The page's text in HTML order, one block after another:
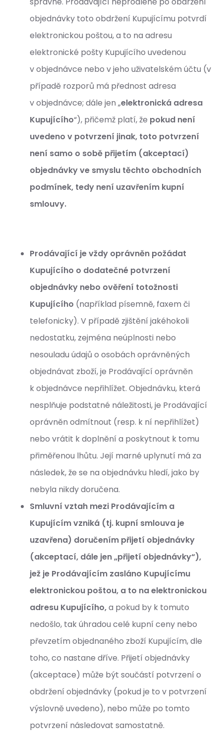
objednávky toto obdržení Kupujícímu potvrdí
elektronickou poštou, a to na adresu
elektronické pošty Kupujícího uvedenou
v objednávce nebo v jeho uživatelském účtu (v
případě rozporů má přednost adresa
v objednávce; dále jen „elektronická adresa
Kupujícího“), přičemž platí, že pokud není
uvedeno v potvrzení jinak, toto potvrzení
není samo o sobě přijetím (akceptací)
objednávky ve smyslu těchto obchodních
podmínek, tedy není uzavřením kupní
smlouvy.
Prodávající je vždy oprávněn požádat
Kupujícího o dodatečné potvrzení
objednávky nebo ověření totožnosti
Kupujícího (například písemně, faxem či
telefonicky). V případě zjištění jakéhokoli
nedostatku, zejména neúplnosti nebo
nesouladu údajů o osobách oprávněných
objednávat zboží, je Prodávající oprávněn
k objednávce nepřihlížet. Objednávku, která
nesplňuje podstatné náležitosti, je Prodávající
oprávněn odmítnout (resp. k ní nepřihlížet)
nebo vrátit k doplnění a poskytnout k tomu
přiměřenou lhůtu. Její marné uplynutí má za
následek, že se na objednávku hledí, jako by
nebyla nikdy doručena.
Smluvní vztah mezi Prodávajícím a
Kupujícím vzniká (tj. kupní smlouva je
uzavřena) doručením přijetí objednávky
(akceptací, dále jen „přijetí objednávky“),
jež je Prodávajícím zasláno Kupujícímu
elektronickou poštou, a to na elektronickou
adresu Kupujícího,a pokud by k tomuto
nedošlo, tak úhradou celé kupní ceny nebo
převzetím objednaného zboží Kupujícím, dle
toho, co nastane dříve. Přijetí objednávky
(akceptace) může být součástí potvrzení o
obdržení objednávky (pokud je to v potvrzení
výslovně uvedeno), nebo může po tomto
potvrzení následovat samostatně.